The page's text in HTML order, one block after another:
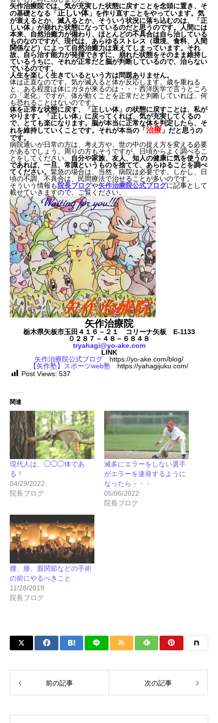
矢作治療院では、気が充実した状態に戻すことを念頭に置き、そ
の基礎となる「正しい体」を作り直すことをやっています。気
が衰えるとか、滅入るとか、そういう状況に落ち込むのは、「正
しい体」が崩れた状態になっているのだと思うのです。人間には
本来、自然治癒力が備わり、ほとんどの不具合は自ら治している
ものなのですが、現代は、あらゆるストレス（環境、食料、人間
関係など）によって自然治癒力は衰えてしまっています。それ
故、自ら治す能力が発揮できずに、崩れた状態をそのまま維持し
ているうちに、それが正常だと脳が判断しているので、治らない
でいるのです。
人生を楽しく生きているという方は問題ありません。
体は正直なのです。気が滅入ると体が反応します。歳を重ねる
と、ある程度は体にガタが来るのは・・・西洋医学で言うところ
の「老化」ですが、体が動くことを正常だと判断していれば、何
も恐れることはないのです。
体を正常な状態に戻す、「正しい体」の状態に戻すことは、私が
やります。「正しい体」に戻ってくれば、気が充実してくるの
で、とても楽になります。脳が本当に正常な体を判定したら、そ
れを維持していくことです。それが本当の「治療 」だと思うの
です。
病院通いが日常の方は、考え方や、世の中の捉え方を変える必要
があるでしょう。周りの方もそうですが、日頃からよく調べるこ
とをしてください。
自分や家族、友人、知人の健康に気を使うの
であれば、一旦、常識というものを捨てて、あらゆることを調べ
てください。 緊急の場合は、当然、病院は必要です。しかし、日
頃の不調、不具合は、民間療法で治せることが多いのです。
そういう情報も 院長ブログや矢作治療院公式ブログに記事として
載せていきますので、ご覧ください。
矢作治療院
栃木県矢板市玉田４１６－２１ コリーナ矢板 E-1133
０２８７－４８－６８４８
tryahagi@yo-ake.com
LINK
矢作治療院公式ブログ https://yo-ake.com/blog/
【矢作塾】スポーツweb塾 https://yahagijuku.com/
Post Views: 537
関連
現代人は、◯◯◯体であ
る！
04/29/2022
院長ブログ
滅多にエラーをしない選手
がエラーを連発するように
なったら・・・
05/06/2022
院長ブログ
腰、膝、股関節などの手術
の前にやるべきこと
11/28/2019
院長ブログ
前の記事 次の記事